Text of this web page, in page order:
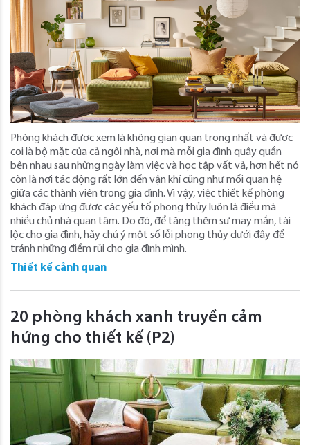
Phòng khách được xem là không gian quan trọng nhất và được
coi là bộ mặt của cả ngôi nhà, nơi mà mỗi gia đình quây quần
bên nhau sau những ngày làm việc và học tập vất vả, hơn hết nó
còn là nơi tác động rất lớn đến vận khí cũng như mối quan hệ
giữa các thành viên trong gia đình. Vì vậy, việc thiết kế phòng
khách đáp ứng được các yếu tố phong thủy luôn là điều mà
nhiều chủ nhà quan tâm. Do đó, để tăng thêm sự may mắn, tài
lộc cho gia đình, hãy chú ý một số lỗi phong thủy dưới đây để
tránh những điềm rủi cho gia đình mình.
Thiết kế cảnh quan
20 phòng khách xanh truyền cảm
hứng cho thiết kế (P2)